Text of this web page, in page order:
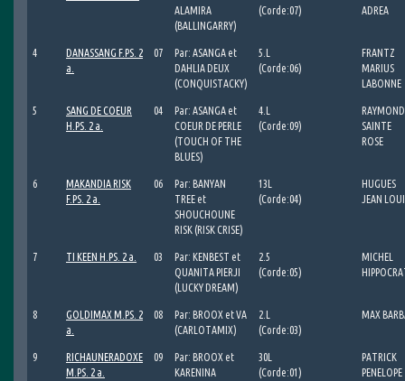
ALAMIRA
(BALLINGARRY)
(Corde:07)
ADREA
4
DANASSANG F.PS. 2
a.
07
Par: ASANGA et
DAHLIA DEUX
(CONQUISTACKY)
5.L
(Corde:06)
FRANTZ
MARIUS
LABONNE
5
SANG DE COEUR
H.PS. 2 a.
04
Par: ASANGA et
COEUR DE PERLE
(TOUCH OF THE
BLUES)
4.L
(Corde:09)
RAYMOND
SAINTE
ROSE
6
MAKANDIA RISK
F.PS. 2 a.
06
Par: BANYAN
TREE et
SHOUCHOUNE
RISK (RISK CRISE)
13L
(Corde:04)
HUGUES
JEAN
7 TI KEEN H.PS. 2 a. 03
Par: KENBEST et
QUANITA PIERJI
(LUCKY DREAM)
2.5
(Corde:05)
MICHEL
8
GOLDIMAX M.PS. 2
a.
08
Par: BROOX et VA
(CARLOTAMIX)
2.L
(Corde:03)
MAX
9
RICHAUNERADOXE
M.PS. 2 a.
09
Par: BROOX et
KARENINA
30L
(Corde:01)
PATRICK
PENELOPE